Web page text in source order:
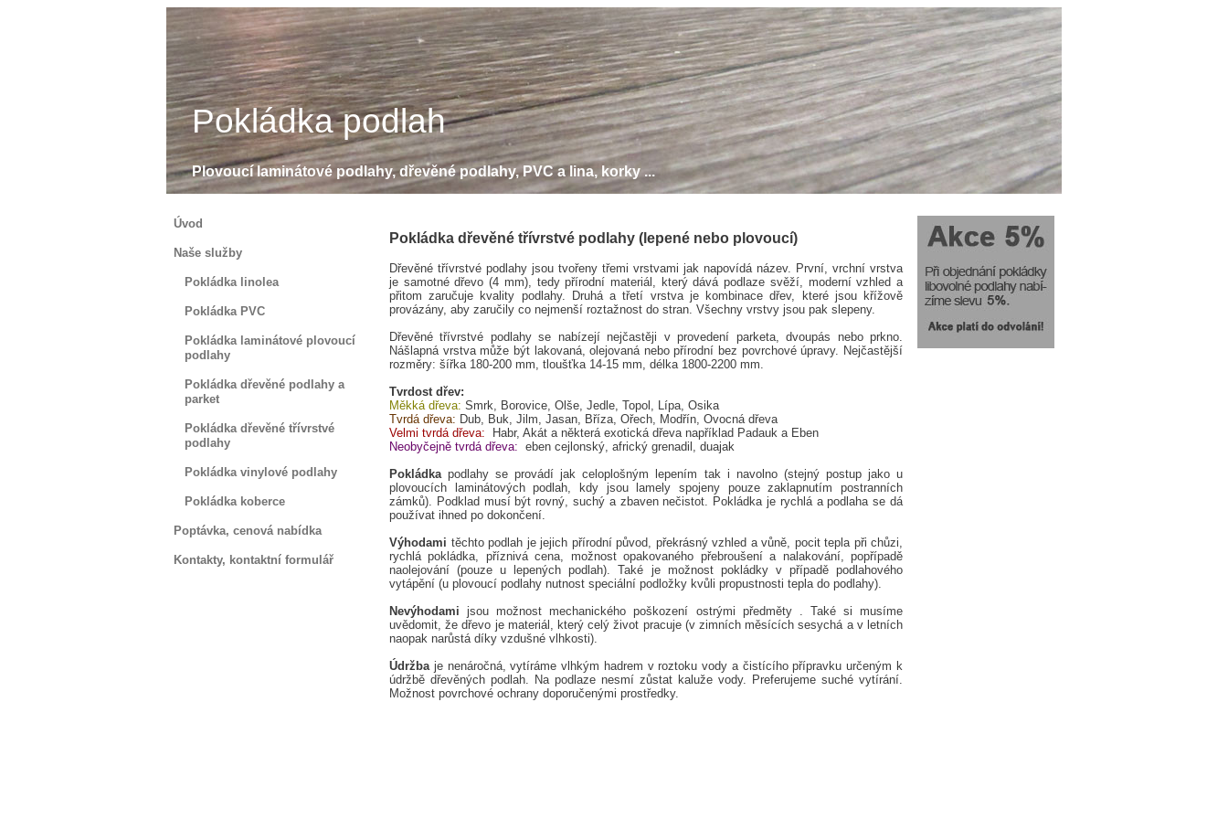
Pokládka podlah
Plovoucí laminátové podlahy, dřevěné podlahy, PVC a lina, korky ...
Úvod
Pokládka dřevěné třívrstvé podlahy (lepené nebo plovoucí)
Dřevěné třívrstvé podlahy jsou tvořeny třemi vrstvami jak napovídá název. První, vrchní vrstva
je samotné dřevo (4 mm), tedy přírodní materiál, který dává podlaze svěží, moderní vzhled a
přitom zaručuje kvality podlahy. Druhá a třetí vrstva je kombinace dřev, které jsou křížově
provázány, aby zaručily co nejmenší roztažnost do stran. Všechny vrstvy jsou pak slepeny.
Dřevěné třívrstvé podlahy se nabízejí nejčastěji v provedení parketa, dvoupás nebo prkno.
Nášlapná vrstva může být lakovaná, olejovaná nebo přírodní bez povrchové úpravy. Nejčastější
rozměry: šířka 180-200 mm, tloušťka 14-15 mm, délka 1800-2200 mm.
Tvrdost dřev:
Měkká dřeva: Smrk, Borovice, Olše, Jedle, Topol, Lípa, Osika
Tvrdá dřeva: Dub, Buk, Jilm, Jasan, Bříza, Ořech, Modřín, Ovocná dřeva
Velmi tvrdá dřeva: Habr, Akát a některá exotická dřeva například Padauk a Eben
Neobyčejně tvrdá dřeva: eben cejlonský, africký grenadil, duajak
Pokládkapodlahy se provádí jak celoplošným lepením tak i navolno (stejný postup jako u
plovoucích laminátových podlah, kdy jsou lamely spojeny pouze zaklapnutím postranních
zámků). Podklad musí být rovný, suchý a zbaven nečistot. Pokládka je rychlá a podlaha se dá
používat ihned po dokončení.
Výhodami těchto podlah je jejich přírodní původ, překrásný vzhled a vůně, pocit tepla při chůzi,
rychlá pokládka, příznivá cena, možnost opakovaného přebroušení a nalakování, popřípadě
naolejování (pouze u lepených podlah). Také je možnost pokládky v případě podlahového
vytápění (u plovoucí podlahy nutnost speciální podložky kvůli propustnosti tepla do podlahy).
Nevýhodamijsou možnost mechanického poškození ostrými předměty . Také si musíme
uvědomit, že dřevo je materiál, který celý život pracuje (v zimních měsících sesychá a v letních
naopak narůstá díky vzdušné vlhkosti).
Údržbaje nenáročná, vytíráme vlhkým hadrem v roztoku vody a čistícího přípravku určeným k
údržbě dřevěných podlah. Na podlaze nesmí zůstat kaluže vody. Preferujeme suché vytírání.
Možnost povrchové ochrany doporučenými prostředky.
Naše služby
Pokládka linolea
Pokládka PVC
Pokládka laminátové plovoucí
podlahy
Pokládka dřevěné podlahy a
parket
Pokládka dřevěné třívrstvé
podlahy
Pokládka vinylové podlahy
Pokládka koberce
Poptávka, cenová nabídka
Kontakty, kontaktní formulář